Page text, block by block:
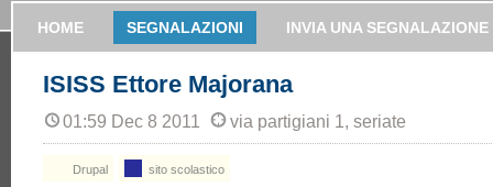
HOME SEGNALAZIONI INVIA UNA SEGNALAZIONE
ISISS Ettore Majorana
01:59 Dec 8 2011 via partigiani 1, seriate
Drupal sito scolastico